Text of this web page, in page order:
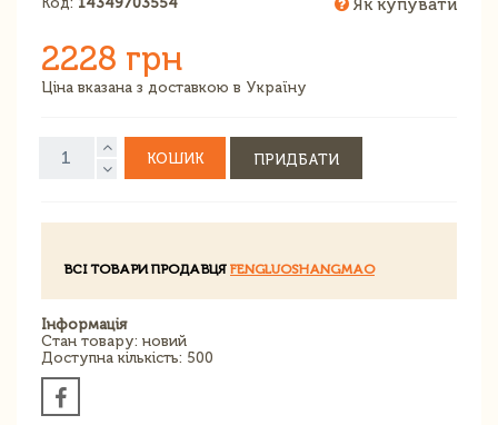
Як купувати
2228 грн
Ціна вказана з доставкою в Україну
КОШИК ПРИДБАТИ
ВСІ ТОВАРИ ПРОДАВЦЯ FENGLUOSHANGMAO
Інформація
Стан товару: новий
Доступна кількість: 500